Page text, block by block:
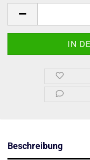
Beschreibung